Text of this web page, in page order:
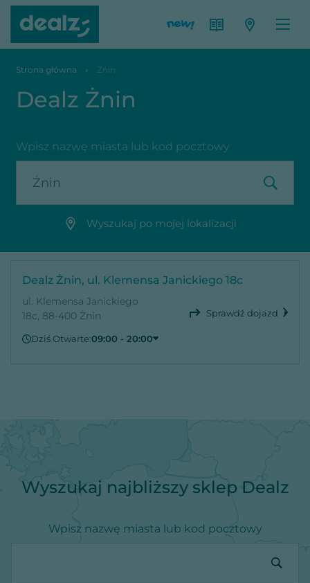
Strona główna Żnin
Dealz Żnin
Wpisz nazwę miasta lub kod pocztowy
Wyszukaj po mojej lokalizacji
Dealz Żnin, ul. Klemensa Janickiego 18c
ul. Klemensa Janickiego
18c, 88-400 Żnin
Sprawdź dojazd
Dziś Otwarte:09:00 - 20:00
Piątek
09:00 - 20:00
Niedziela
Wyszukaj najbliższy sklep Dealz
Wpisz nazwę miasta lub kod pocztowy